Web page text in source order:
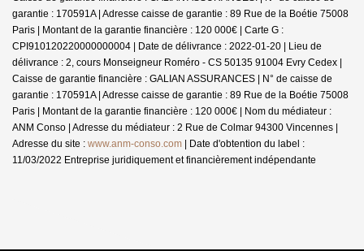
garantie : 170591A | Adresse caisse de garantie : 89 Rue de la Boétie 75008
Paris | Montant de la garantie financière : 120 000€ | Carte G :
CPI910120220000000004 | Date de délivrance : 2022-01-20 | Lieu de
délivrance : 2, cours Monseigneur Roméro - CS 50135 91004 Evry Cedex |
Caisse de garantie financière : GALIAN ASSURANCES | N° de caisse de
garantie : 170591A | Adresse caisse de garantie : 89 Rue de la Boétie 75008
Paris | Montant de la garantie financière : 120 000€ | Nom du médiateur :
ANM Conso | Adresse du médiateur : 2 Rue de Colmar 94300 Vincennes |
Adresse du site : www.anm-conso.com | Date d'obtention du label :
11/03/2022 Entreprise juridiquement et financièrement indépendante